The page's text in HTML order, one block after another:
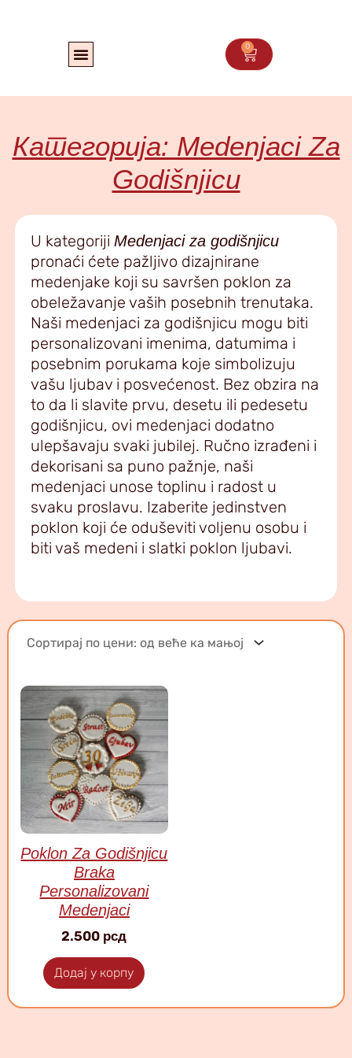
0
Cart
Категорија: Medenjaci Za
Godišnjicu
U kategoriji Medenjaci za godišnjicu
pronaći ćete pažljivo dizajnirane
medenjake koji su savršen poklon za
obeležavanje vaših posebnih trenutaka.
Naši medenjaci za godišnjicu mogu biti
personalizovani imenima, datumima i
posebnim porukama koje simbolizuju
vašu ljubav i posvećenost. Bez obzira na
to da li slavite prvu, desetu ili pedesetu
godišnjicu, ovi medenjaci dodatno
ulepšavaju svaki jubilej. Ručno izrađeni i
dekorisani sa puno pažnje, naši
medenjaci unose toplinu i radost u
svaku proslavu. Izaberite jedinstven
poklon koji će oduševiti voljenu osobu i
biti vaš medeni i slatki poklon ljubavi.
Poklon Za Godišnjicu
Braka
Personalizovani
Medenjaci
2.500 рсд
Додај у корпу